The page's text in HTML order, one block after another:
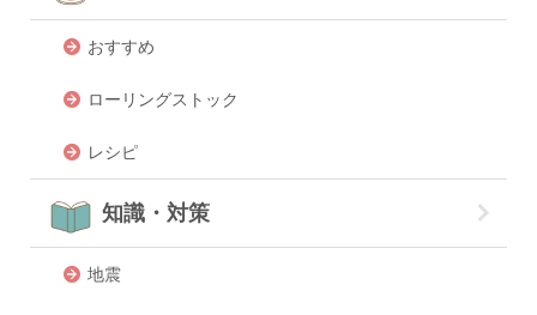
おすすめ
ローリングストック
レシピ
知識・対策
地震